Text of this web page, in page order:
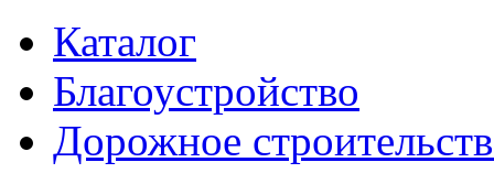
Каталог
Благоустройство
Дорожное